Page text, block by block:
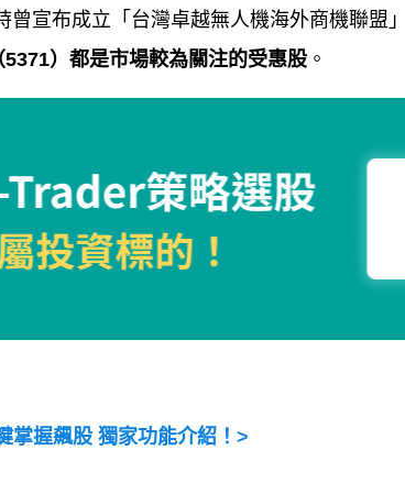
曾宣布成立「台灣卓越無人機海外商機聯盟
5371）都是市場較為關注的受惠股。
掌握飆股 獨家功能介紹！ >